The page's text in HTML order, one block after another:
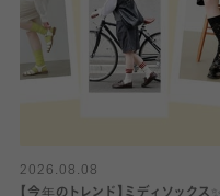
2026.08.08